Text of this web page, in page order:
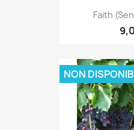
Faith
NON